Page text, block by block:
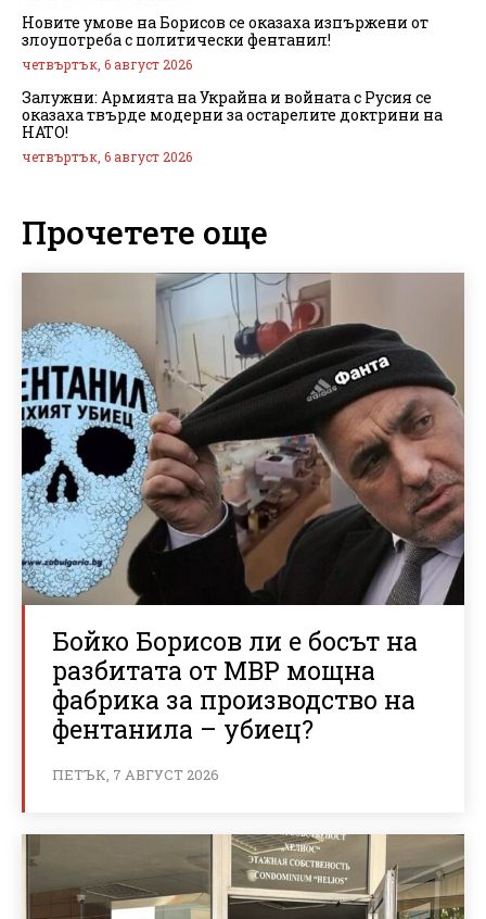
Новите умове на Борисов се оказаха изпържени от
злоупотреба с политически фентанил!
четвъртък, 6 август 2026
Залужни: Армията на Украйна и войната с Русия се
оказаха твърде модерни за остарелите доктрини на
НАТО!
четвъртък, 6 август 2026
Прочетете още
Бойко Борисов ли е босът на
разбитата от МВР мощна
фабрика за производство на
фентанила – убиец?
ПЕТЪК, 7 АВГУСТ 2026